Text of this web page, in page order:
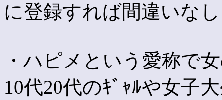
に登録すれば間違いな
・ハピメという愛称で
10代20代のｷﾞｬﾙや女子